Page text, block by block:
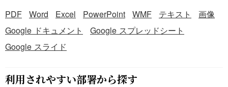
PDF Word Excel PowerPoint WMF テキスト
画像
Google ドキュメント
Google スプレッドシート
Google スライド
利用されやすい部署から探す